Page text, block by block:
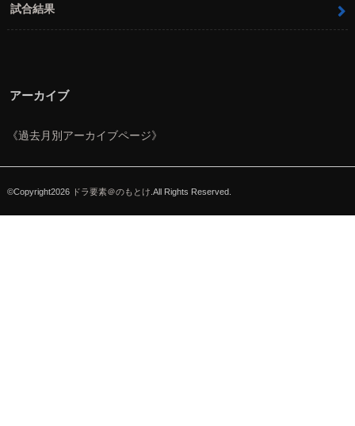
試合結果
アーカイブ
《過去月別アーカイブページ》
©Copyright2026 ドラ要素＠のもとけ .All Rights Reserved.